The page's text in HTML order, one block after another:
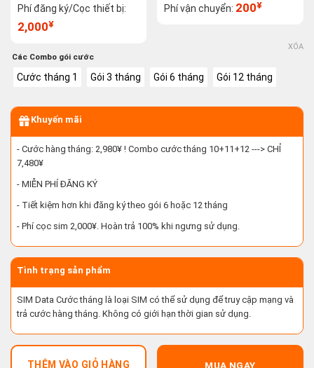
Phí đăng ký/Cọc thiết bị:
2,000¥
Phí vận chuyển: 200¥
Các Combo gói cước
Cước tháng 1 Gói 3 tháng Gói 6 tháng Gói 12 tháng
XÓA
Khuyến mãi
- Cước hàng tháng: 2,980¥ ! Combo cước tháng 10+11+12 ---> CHỈ
7,480¥
- MIỄN PHÍ ĐĂNG KÝ
- Tiết kiệm hơn khi đăng ký theo gói 6 hoặc 12 tháng
- Phí cọc sim 2,000¥. Hoàn trả 100% khi ngưng sử dụng.
Tình trạng sản phẩm
SIM Data Cước tháng là loại SIM có thể sử dụng để truy cập mạng và
trả cước hàng tháng. Không có giới hạn thời gian sử dụng.
THÊM VÀO GIỎ HÀNG MUA NGAY